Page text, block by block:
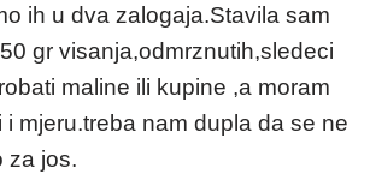
ih u dva zalogaja.Stavila sam
gr visanja,odmrznutih,sledeci
maline ili kupine ,a moram
i mjeru.treba nam dupla da se ne
za jos.